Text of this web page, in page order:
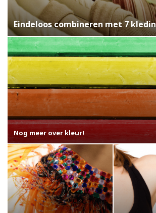
Eindeloos combineren met 7
Nog meer over kleur!